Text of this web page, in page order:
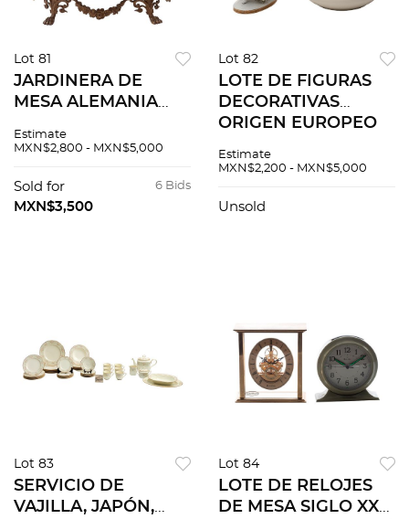
Lot 81
JARDINERA DE
MESA ALEMANIA
en porcelana y base
Decoración floral
sobre fondo azul
Estimate
MXN$2,800 - MXN$5,000
6 Bids
Sold for
MXN$3,500
Lot 82
LOTE DE FIGURAS
DECORATIVAS
ORIGEN EUROPEO
en porcelana blanca
dorado Pzs 2
Estimate
MXN$2,200 - MXN$5,000
Unsold
Lot 83
SERVICIO DE
VAJILLA, JAPÓN,
Lot 84
LOTE DE RELOJES
DE MESA SIGLO XX